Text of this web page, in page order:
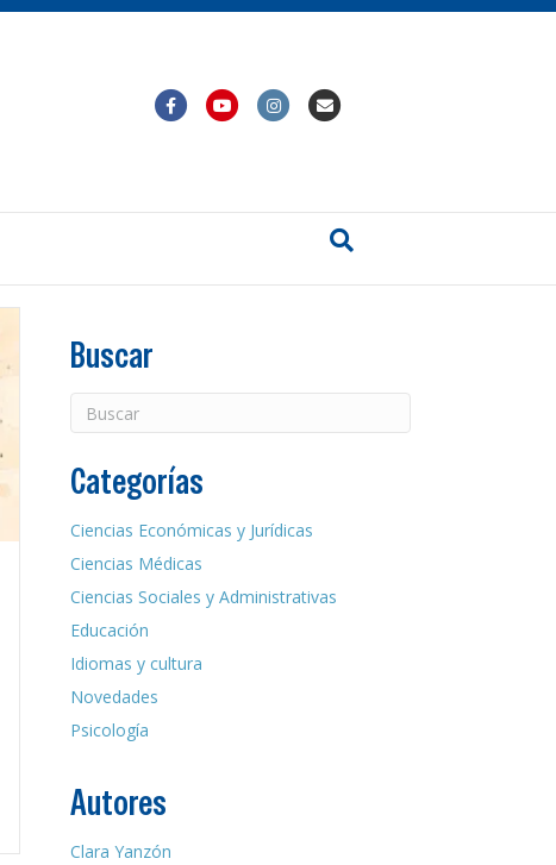
FacebookYoutube Instagram
Buscar
Categorías
Ciencias Económicas y Jurídicas
Ciencias Médicas
Ciencias Sociales y Administrativas
Educación
Idiomas y cultura
Novedades
Psicología
Autores
Clara Yanzón